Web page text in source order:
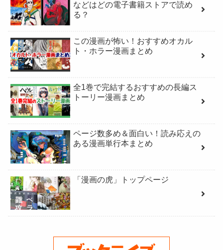
などはどの電子書籍ストアで読め
る？
この漫画が怖い！おすすめオカル
ト・ホラー漫画まとめ
全1巻で完結するおすすめの長編ス
トーリー漫画まとめ
ページ数多め＆面白い！読み応えの
ある漫画単行本まとめ
「漫画の虎」トップページ